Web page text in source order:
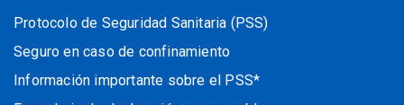
Protocolo de Seguridad Sanitaria (PSS)
Seguro en caso de confinamiento
Información importante sobre el PSS*